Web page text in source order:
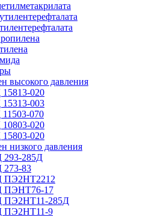
высокого давления
020
003
070
020
020
низкого давления
285Д
83
17
285Д
9